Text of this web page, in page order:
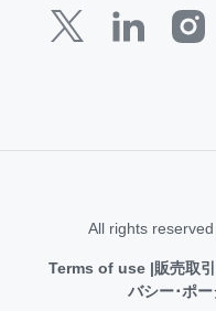
All rights
Terms of use 販売取
バシー･ポー